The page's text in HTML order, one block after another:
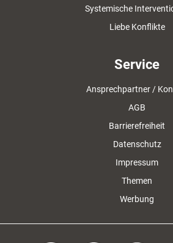
Systemische
Liebe Konflikte
Service
Ansprechpartner /
AGB
Barrierefreiheit
Datenschutz
Impressum
Themen
Werbung